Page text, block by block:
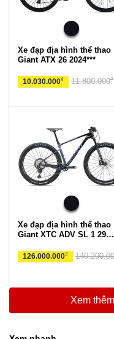
Xe đạp địa hình thể thao
Giant ATX 26 2024***
10.030.000₫ 11.800.000₫
Xe đạp địa hình thể thao
Giant XTC ADV SL 1 29
126.000.000₫
Xem